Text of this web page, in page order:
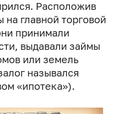
Расположив
на главной торговой
принимали
выдавали займы
или земель
назывался
«ипотека»).